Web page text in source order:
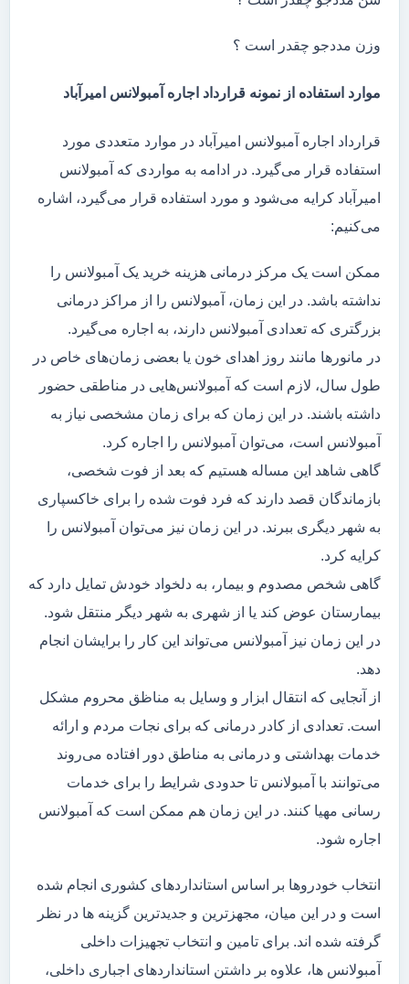
وزن مددجو چقدر است ؟
موارد استفاده از نمونه قرارداد اجاره آمبولانس امیرآباد
قرارداد اجاره آمبولانس امیرآباد در موارد متعددی مورد
استفاده قرار می‌گیرد. در ادامه به مواردی که آمبولانس
امیرآباد کرایه می‌شود و مورد استفاده قرار می‌گیرد، اشاره
می‌کنیم:
ممکن است یک مرکز درمانی هزینه خرید یک آمبولانس را
نداشته باشد. در این زمان، آمبولانس را از مراکز درمانی
بزرگتری که تعدادی آمبولانس دارند، به اجاره می‌گیرد.
در مانور‌ها مانند روز اهدای خون یا بعضی زمان‌های خاص در
طول سال، لازم است که آمبولانس‌هایی در مناطقی حضور
داشته باشند. در این زمان که برای زمان مشخصی نیاز به
آمبولانس است، می‌توان آمبولانس را اجاره کرد.
گاهی شاهد این مساله هستیم که بعد از فوت شخصی،
بازماندگان قصد دارند که فرد فوت شده را برای خاکسپاری
به شهر دیگری ببرند. در این زمان نیز می‌توان آمبولانس را
کرایه کرد.
گاهی شخص مصدوم و بیمار، به دلخواد خودش تمایل دارد که
بیمارستان عوض کند یا از شهری به شهر دیگر منتقل شود.
در این زمان نیز آمبولانس می‌تواند این کار را برایشان انجام
دهد.
از آنجایی که انتقال ابزار و وسایل به مناظق محروم مشکل
است. تعدادی از کادر درمانی که برای نجات مردم و ارائه
خدمات بهداشتی و درمانی به مناطق دور افتاده می‌روند
می‌توانند با آمبولانس تا حدودی شرایط را برای خدمات
رسانی مهیا کنند. در این زمان هم ممکن است که آمبولانس
اجاره شود.
انتخاب خودروها بر اساس استانداردهای کشوری انجام شده
است و در این میان، مجهزترین و جدیدترین گزینه ها در نظر
گرفته شده اند. برای تامین و انتخاب تجهیزات داخلی
آمبولانس ها، علاوه بر داشتن استانداردهای اجباری داخلی،